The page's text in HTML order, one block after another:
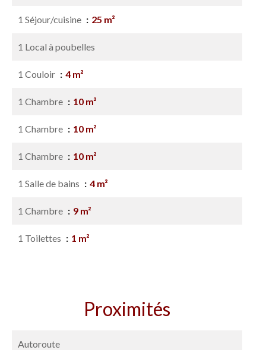
1 Séjour/cuisine 25 m²
1 Local à poubelles
1 Couloir 4 m²
1 Chambre 10 m²
1 Chambre 10 m²
1 Chambre 10 m²
1 Salle de bains 4 m²
1 Chambre 9 m²
1 Toilettes 1 m²
Proximités
Autoroute